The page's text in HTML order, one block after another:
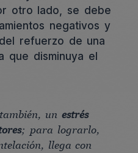
otro lado, se debe
negativos y
refuerzo de una
que disminuya el
unestrés
; para lograrlo,
llega con